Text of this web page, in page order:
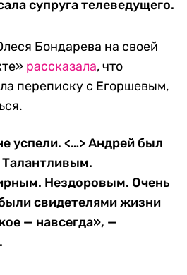
супруга телеведущего.
Бондарева на своей
рассказала, что
переписку с Егоршевым,
успели. <…> Андрей был
Нездоровым. Очень
свидетелями жизни
— навсегда», —